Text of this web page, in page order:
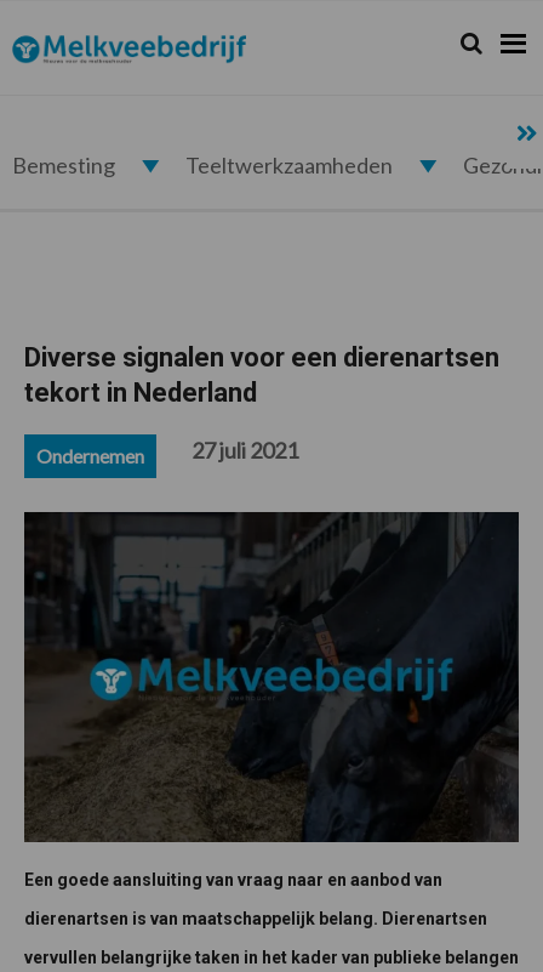
de
hoofdnavigatie
de
hoofd
de
eerste
de
voettekst
Melkveebedrijf.nl Zoeken...
Zoek
Bemesting Teeltwerkzaamheden
Diverse signalen voor een dierenartsen
tekort in Nederland
Ondernemen 27 juli 2021
Een goede aansluiting van vraag naar en aanbod van
dierenartsen is van maatschappelijk belang. Dierenartsen
vervullen belangrijke taken in het kader van publieke belangen